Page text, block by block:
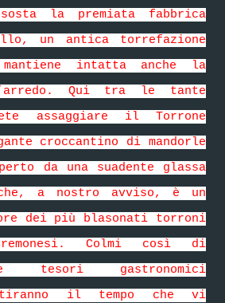
la premiata fabbrica
un antica torrefazione
intatta anche la
Qui tra le tante
assaggiare il Torrone
croccantino di mandorle
da una suadente glassa
a nostro avviso, è un
dei più blasonati torroni
Colmi così di
tesori gastronomici
tiranno il tempo che vi